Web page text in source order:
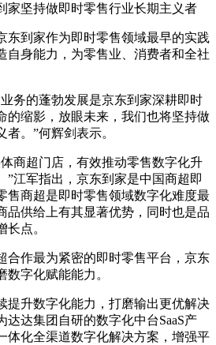
家坚持做即时零售行业长期主义者
东到家作为即时零售领域最早的实践
自身能力，为零售业、消费者和全社
务的蓬勃发展是京东到家深耕即时
的缩影，放眼未来，我们也将坚持做
。”何辉剑表示。
商超门店，有效推动零售数字化升
”江军指出，京东到家是中国商超即
售商超是即时零售领域数字化难度最
品供给上有其显著优势，同时也是品
点。
合作最为紧密的即时零售平台，京东
字化赋能能力。
提升数字化能力，打磨输出更优解决
达达集团自研的数字化中台SaaS产
体化全渠道数字化解决方案，增强平